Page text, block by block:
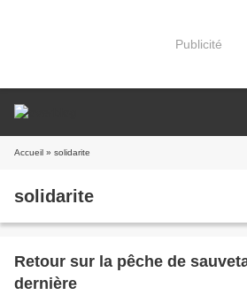
Publicité
Accueil » solidarite
solidarite
Retour sur la pêche de
dernière